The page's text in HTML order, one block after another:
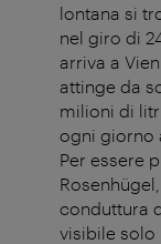
lontana si
nel giro di
arriva a
attinge da
milioni di
ogni giorno
Per essere
conduttura
visibile solo